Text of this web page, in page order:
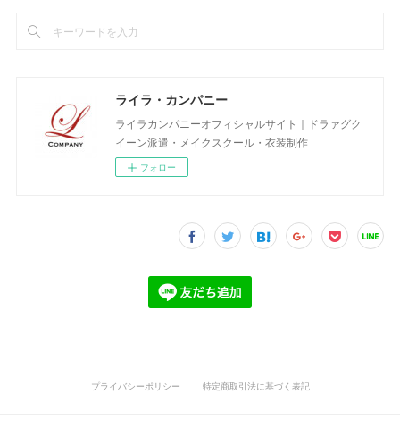
ライラ・カンパニー
ライラカンパニーオフィシャルサイト｜ドラァグク
イーン派遣・メイクスクール・衣装制作
フォロー
プライバシーポリシー 特定商取引法に基づく表記